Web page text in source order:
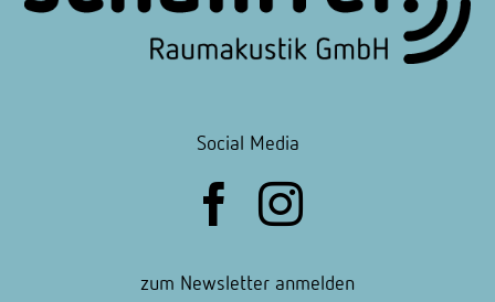
Social Media
zum Newsletter anmelden